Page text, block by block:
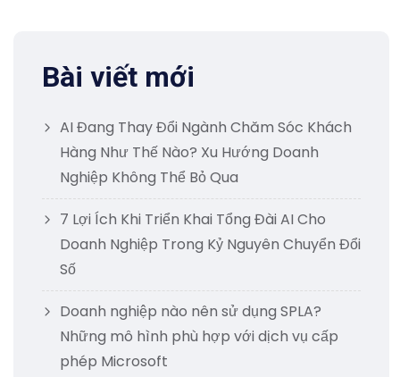
Bài viết mới
AI Đang Thay Đổi Ngành Chăm Sóc Khách
Hàng Như Thế Nào? Xu Hướng Doanh
Nghiệp Không Thể Bỏ Qua
7 Lợi Ích Khi Triển Khai Tổng Đài AI Cho
Doanh Nghiệp Trong Kỷ Nguyên Chuyển Đổi
Số
Doanh nghiệp nào nên sử dụng SPLA?
Những mô hình phù hợp với dịch vụ cấp
phép Microsoft